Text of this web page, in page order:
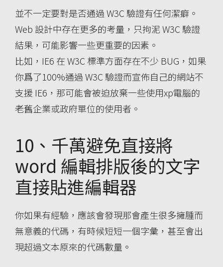
並不一定要對是否通過 W3C 驗證有任何潔癖。
Web 設計中存在更多的考量，只拘泥 W3C 驗證
結果，可能影響一些更重要的因素。
比如，IE6 在 W3C 標準方面存在不少 BUG，如果
你爲了100%通過 W3C 驗證而宣佈自己的網站不
支援 IE6，那可能會被迫放棄一些使用xp電腦的
老舊企業或政府單位的使用者。
10、千萬避免直接將
word 編輯排版後的文字
直接貼進編輯器
你如果有經驗，應該會發現那會產生很多擁腫而
無意義的代碼，有時候短短一個字彙，甚至會出
現超過文本原來的代碼數量。